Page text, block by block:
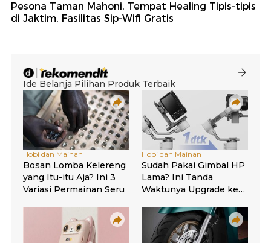
Pesona Taman Mahoni, Tempat Healing Tipis-tipis
di Jaktim, Fasilitas Sip-Wifi Gratis